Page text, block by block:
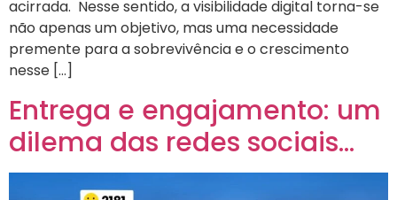
acirrada. Nesse sentido, a visibilidade digital torna-se
não apenas um objetivo, mas uma necessidade
premente para a sobrevivência e o crescimento
nesse […]
Entrega e engajamento: um
dilema das redes sociais…